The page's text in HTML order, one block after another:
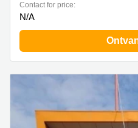
Contact for price:
N/A